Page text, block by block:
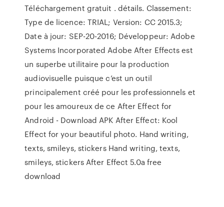
Téléchargement gratuit . détails. Classement:
Type de licence: TRIAL; Version: CC 2015.3;
Date à jour: SEP-20-2016; Développeur: Adobe
Systems Incorporated Adobe After Effects est
un superbe utilitaire pour la production
audiovisuelle puisque c’est un outil
principalement créé pour les professionnels et
pour les amoureux de ce After Effect for
Android - Download APK After Effect: Kool
Effect for your beautiful photo. Hand writing,
texts, smileys, stickers Hand writing, texts,
smileys, stickers After Effect 5.0a free
download